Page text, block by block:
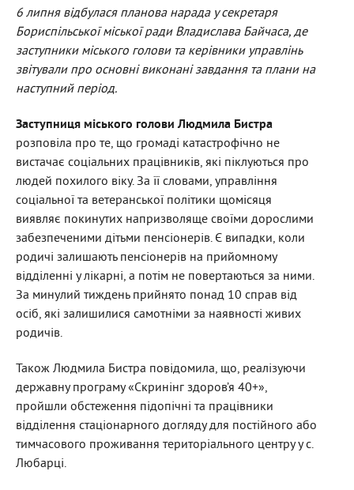
6 липня відбулася планова нарада у секретаря
Бориспільської міської ради Владислава Байчаса, де
заступники міського голови та керівники управлінь
звітували про основні виконані завдання та плани на
наступний період.
Заступниця міського голови Людмила Бистра
розповіла про те, що громаді катастрофічно не
вистачає соціальних працівників, які піклуються про
людей похилого віку. За її словами, управління
соціальної та ветеранської політики щомісяця
виявляє покинутих напризволяще своїми дорослими
забезпеченими дітьми пенсіонерів. Є випадки, коли
родичі залишають пенсіонерів на прийомному
відділенні у лікарні, а потім не повертаються за ними.
За минулий тиждень прийнято понад 10 справ від
осіб, які залишилися самотніми за наявності живих
родичів.
Також Людмила Бистра повідомила, що, реалізуючи
державну програму«Скринінг здоров’я 40+»,
пройшли обстеження підопічні та працівники
відділення стаціонарного догляду для постійного або
тимчасового проживання територіального центру у с.
Любарці.